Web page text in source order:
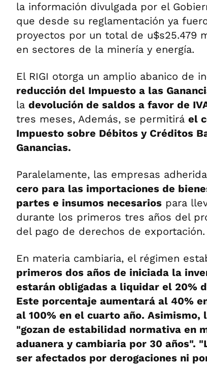
la información divulgada por el
que desde su reglamentación ya
proyectos por un total de u$s25.479
en sectores de la minería y energía.
El RIGI otorga un amplio abanico de
reducción del Impuesto a las
la devolución de saldos a favor de
tres meses, Además, se permitirá el
Impuesto sobre Débitos y Créditos
Ganancias.
Paralelamente, las empresas
cero para las importaciones de
partes e insumos necesarios para
durante los primeros tres años del
del pago de derechos de exportación.
En materia cambiaria, el régimen
primeros dos años de iniciada la
estarán obligadas a liquidar el 20%
Este porcentaje aumentará al 40%
al 100% en el cuarto año. Asimismo,
"gozan de estabilidad normativa en
aduanera y cambiaria por 30 años".
ser afectados por derogaciones ni